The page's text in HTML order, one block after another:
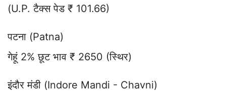
(U.P. टैक्स पेड ₹ 101.66)
पटना (Patna)
गेहूं 2% छूट भाव ₹ 2650 (स्थिर)
इंदौर मंडी (Indore Mandi - Chavni)